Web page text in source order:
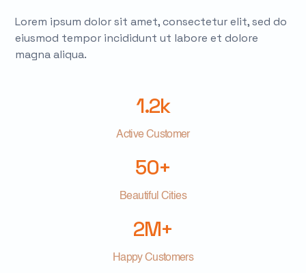
Lorem ipsum dolor sit amet, consectetur elit, sed do
eiusmod tempor incididunt ut labore et dolore
magna aliqua.
1.2k
Active Customer
50+
Beautiful Cities
2M+
Happy Customers